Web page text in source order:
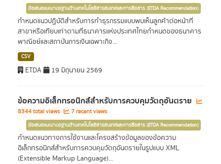
ข้อเสนอแนะมาตรฐานด้านเทคโนโลยีสารสนเทศและการสื่อสาร (ETDA Recommendation)
กำหนดแนวปฏิบัติสำหรับการทำธุรกรรมแบบพบเห็นลูกค้าต่อหน้าที่
สาขาหรือเทียบเท่าตามที่ธนาคารแห่งประเทศไทยกำหนดของธนาคาร
พาณิชย์และสถาบันการเงินเฉพาะกิจ...
CSV
ETDA 19 มิถุนายน 2569
ข้อความอิเล็กทรอนิกส์สำหรับการควบคุมวัตถุอันตราย
8344 total views 7 recent views
ข้อเสนอแนะมาตรฐานด้านเทคโนโลยีสารสนเทศและการสื่อสาร (ETDA Recommendation)
กำหนดแนวทางการใช้งานและโครงสร้างข้อมูลของข้อความ
อิเล็กทรอนิกส์สำหรับการควบคุมวัตถุอันตรายในรูปแบบ XML
(Extensible Markup Language)...